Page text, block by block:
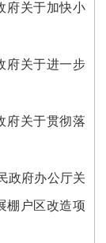
府关于加快小
府关于进一步
府关于贯彻落
政府办公厅关
棚户区改造项